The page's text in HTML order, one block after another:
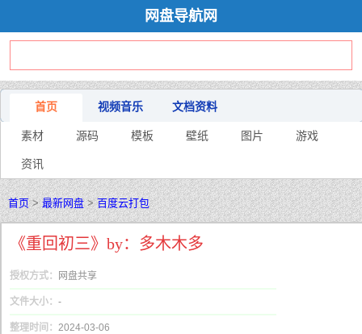
网盘导航网
首页 视频音乐 文档资料
素材 源码 模板 壁纸 图片 游戏
资讯
首页>最新网盘>百度云打包
《重回初三》by：多木木多
授权方式： 网盘共享
文件大小： -
整理时间： 2024-03-06